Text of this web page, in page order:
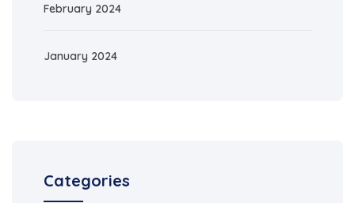
February 2024
January 2024
Categories